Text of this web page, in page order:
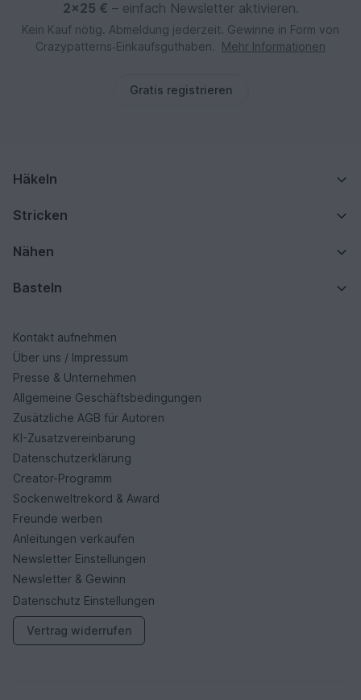
2×25 € – einfach Newsletter aktivieren.
Kein Kauf nötig. Abmeldung jederzeit. Gewinne in Form von
Crazypatterns‑Einkaufsguthaben.
Mehr Informationen
Gratis registrieren
Häkeln
Stricken
Nähen
Basteln
Kontakt aufnehmen
Über uns / Impressum
Presse & Unternehmen
Allgemeine Geschäftsbedingungen
Zusätzliche AGB für Autoren
KI-Zusatzvereinbarung
Datenschutzerklärung
Creator-Programm
Sockenweltrekord & Award
Freunde werben
Anleitungen verkaufen
Newsletter Einstellungen
Newsletter & Gewinn
Datenschutz Einstellungen
Vertrag widerrufen